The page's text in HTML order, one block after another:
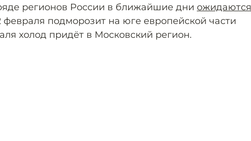
регионов России в ближайшие дни ожидаются
февраля подморозит на юге европейской части
холод придёт в Московский регион.